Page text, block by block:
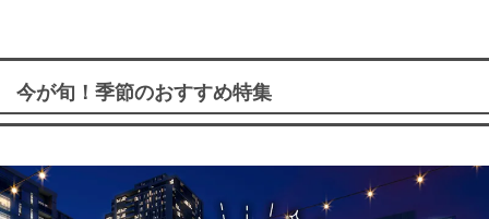
今が旬！季節のおすすめ特集